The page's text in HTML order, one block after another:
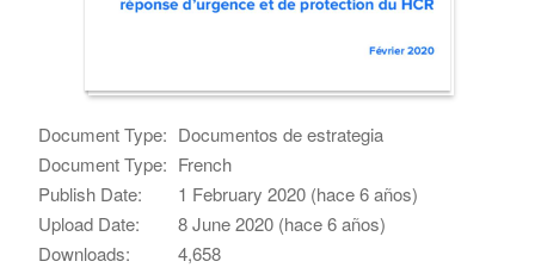
Document Type: Documentos de estrategia
Document Type: French
Publish Date:
1 February 2020 (hace 6 años)
Upload Date:
8 June 2020 (hace 6 años)
Downloads:
4,658